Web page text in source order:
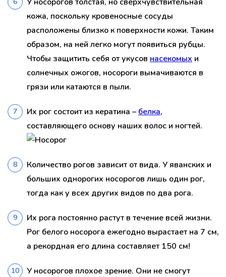
кожа, поскольку кровеносные сосуды
расположены близко к поверхности кожи. Таким
образом, на ней легко могут появиться рубцы.
Чтобы защитить себя от укусов насекомых и
солнечных ожогов, носороги вымачиваются в
грязи или катаются в пыли.
Их рог состоит из кератина – белка,
составляющего основу наших волос и ногтей.
Количество рогов зависит от вида. У яванских и
больших однорогих носорогов лишь один рог,
тогда как у всех других видов по два рога.
Их рога постоянно растут в течение всей жизни.
Рог белого носорога ежегодно вырастает на 7 см,
а рекордная его длина составляет 150 см!
У носорогов плохое зрение. Они не смогут